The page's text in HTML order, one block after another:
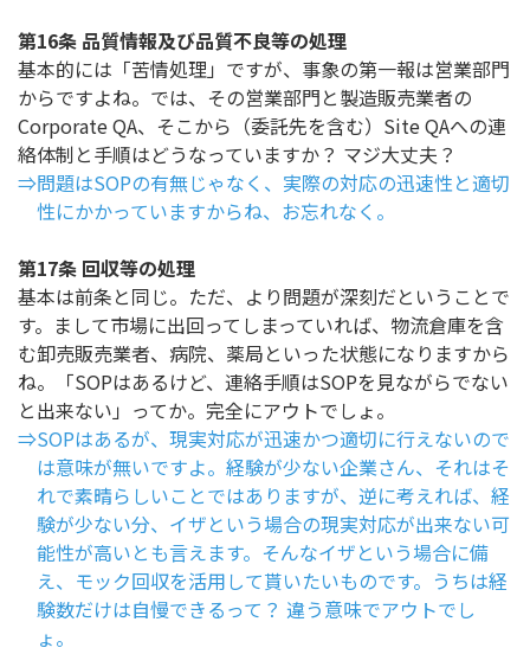
第16条 品質情報及び品質不良等の処理
基本的には「苦情処理」ですが、事象の第一報は営業部門
からですよね。では、その営業部門と製造販売業者の
Corporate QA、そこから（委託先を含む）Site QAへの連
絡体制と手順はどうなっていますか？ マジ大丈夫？
⇒問題はSOPの有無じゃなく、実際の対応の迅速性と適切
性にかかっていますからね、お忘れなく。
第17条 回収等の処理
基本は前条と同じ。ただ、より問題が深刻だということで
す。まして市場に出回ってしまっていれば、物流倉庫を含
む卸売販売業者、病院、薬局といった状態になりますから
ね。「SOPはあるけど、連絡手順はSOPを見ながらでない
と出来ない」ってか。完全にアウトでしょ。
⇒SOPはあるが、現実対応が迅速かつ適切に行えないので
は意味が無いですよ。経験が少ない企業さん、それはそ
れで素晴らしいことではありますが、逆に考えれば、経
験が少ない分、イザという場合の現実対応が出来ない可
能性が高いとも言えます。そんなイザという場合に備
え、モック回収を活用して貰いたいものです。うちは経
験数だけは自慢できるって？ 違う意味でアウトでし
ょ。